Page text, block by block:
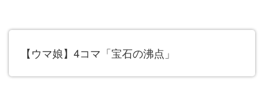
【ウマ娘】4コマ「宝石の沸点」